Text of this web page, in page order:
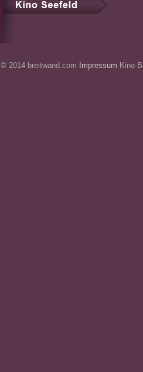
© 2014 breitwand.com Impressum Kino